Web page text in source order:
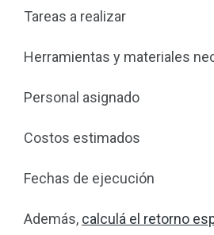
Tareas a realizar
Herramientas y materiales
Personal asignado
Costos estimados
Fechas de ejecución
Además, calculá el retorno